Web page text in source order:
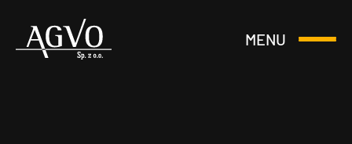
Header
MENU
Otwórz